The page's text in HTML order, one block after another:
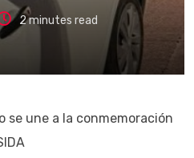
2 minutes read
se une a la conmemoración